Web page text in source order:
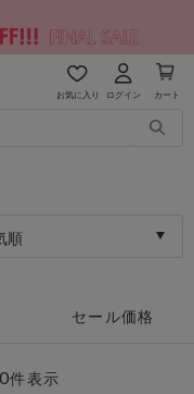
お気に入り ログイン カート
順
セール価格
件表示